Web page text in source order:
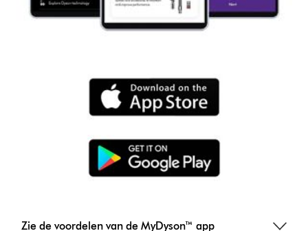
Zie de voordelen van de MyDyson™ app